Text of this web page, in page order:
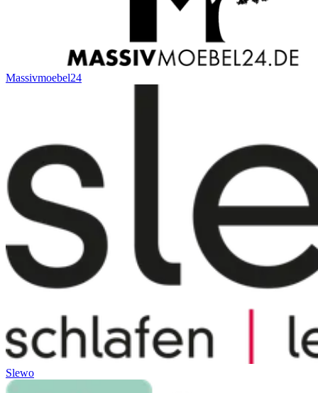
Massivmoebel24
Slewo